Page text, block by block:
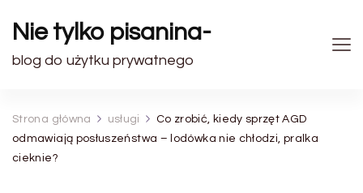
Nie tylko pisanina-
blog do użytku prywatnego
Strona główna usługi
Co zrobić, kiedy sprzęt AGD
odmawiają posłuszeństwa – lodówka nie chłodzi, pralka
cieknie?